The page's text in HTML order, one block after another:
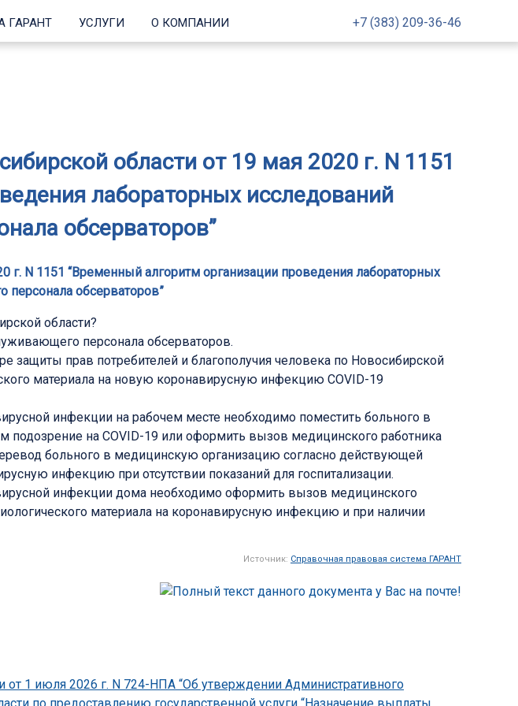
ГАРАНТ УСЛУГИ О КОМПАНИИ +7 (383) 209-36-46
области от 19 мая 2020 г. N 1151
лабораторных исследований
обсерваторов”
г. N 1151 “Временный алгоритм организации проведения лабораторных
обсерваторов”
области?
персонала обсерваторов.
прав потребителей и благополучия человека по Новосибирской
материала на новую коронавирусную инфекцию COVID-19
инфекции на рабочем месте необходимо поместить больного в
на COVID-19 или оформить вызов медицинского работника
больного в медицинскую организацию согласно действующей
инфекцию при отсутствии показаний для госпитализации.
инфекции дома необходимо оформить вызов медицинского
материала на коронавирусную инфекцию и при наличии
Источник: Справочная правовая система ГАРАНТ
от 1 июля 2026 г. N 724-НПА “Об утверждении Административного